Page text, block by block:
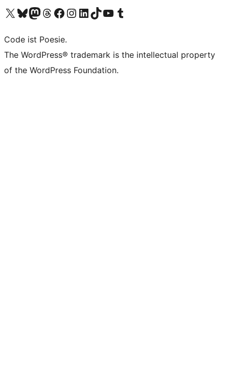
Visit our X (formerly Twitter) account
Visit our Bluesky account
Visit our Mastodon account
Visit our Threads account
Visit our Facebook page
Visit our Instagram account
Visit our LinkedIn account
Visit our TikTok account
Visit our YouTube channel
Visit our Tumblr account
Code ist Poesie.
The WordPress® trademark is the intellectual property
of the WordPress Foundation.